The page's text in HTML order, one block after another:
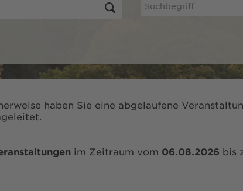
haben Sie eine abgelaufene
im Zeitraum vom 06.08.2026 bis